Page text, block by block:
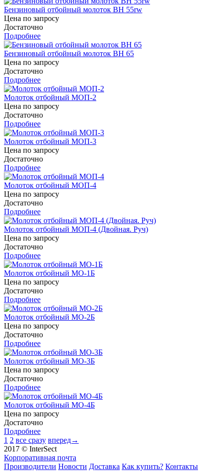
Бензиновый отбойный молоток ВН 55rw
Цена по запросу
Достаточно
Подробнее
Бензиновый отбойный молоток ВН 65
Цена по запросу
Достаточно
Подробнее
Молоток отбойный МОП-2
Цена по запросу
Достаточно
Подробнее
Молоток отбойный МОП-3
Цена по запросу
Достаточно
Подробнее
Молоток отбойный МОП-4
Цена по запросу
Достаточно
Подробнее
Молоток отбойный МОП-4 (Двойная. Руч)
Цена по запросу
Достаточно
Подробнее
Молоток отбойный МО-1Б
Цена по запросу
Достаточно
Подробнее
Молоток отбойный МО-2Б
Цена по запросу
Достаточно
Подробнее
Молоток отбойный МО-3Б
Цена по запросу
Достаточно
Подробнее
Молоток отбойный МО-4Б
Цена по запросу
Достаточно
Подробнее
1 2 все сразу вперед→
2017 © InterSect
Корпоративная почта
Производители Новости Доставка Как купить? Контакты